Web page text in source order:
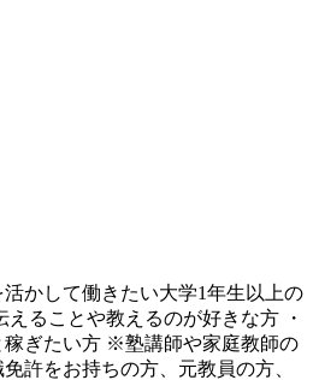
活かして働きたい大学1年生以上の
ることや教えるのが好きな方 ・
稼ぎたい方 ※塾講師や家庭教師の
許をお持ちの方、元教員の方、